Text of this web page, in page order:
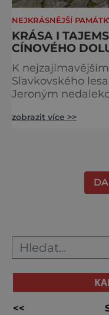
NEJKRÁSNĚJŠÍ
KRÁSA I
CÍNOVÉHO
K
Slavkovského
Jeroným
středověku.
práci tehdejších
zobrazit více >>
<<